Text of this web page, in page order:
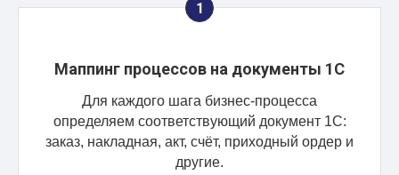
Маппинг процессов на документы 1С
Для каждого шага бизнес-процесса
определяем соответствующий документ 1С:
заказ, накладная, акт, счёт, приходный ордер и
другие.